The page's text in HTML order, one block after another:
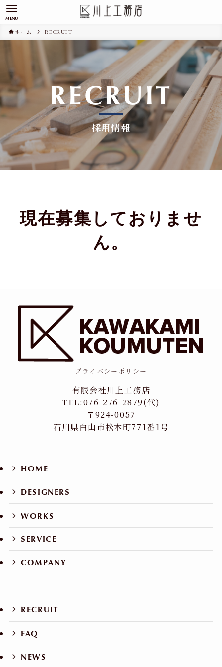
MENU
ホーム RECRUIT
RECRUIT
採用情報
現在募集しておりませ
ん。
プライバシーポリシー
有限会社川上工務店
TEL:076-276-2879(代)
〒924-0057
石川県白山市松本町771番1号
HOME
DESIGNERS
WORKS
SERVICE
COMPANY
RECRUIT
FAQ
NEWS